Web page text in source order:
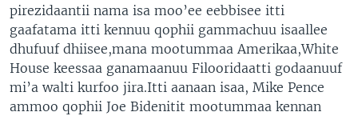
pirezidaantii nama isa moo’ee eebbisee itti
gaafatama itti kennuu qophii gammachuu isaallee
dhufuuf dhiisee,mana mootummaa Amerikaa,White
House keessaa ganamaanuu Filooridaatti godaanuuf
mi’a walti kurfoo jira.Itti aanaan isaa, Mike Pence
ammoo qophii Joe Bidenitit mootummaa kennan